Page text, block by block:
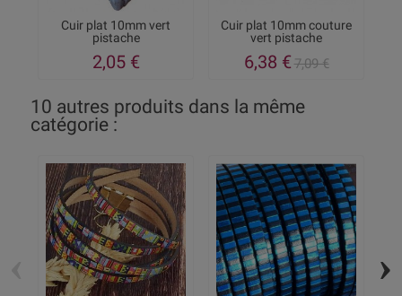
Cuir plat 10mm vert
pistache
2,05 €
Cuir plat 10mm couture
vert pistache
6,38 €7,09 €
10 autres produits dans la même
catégorie :
›